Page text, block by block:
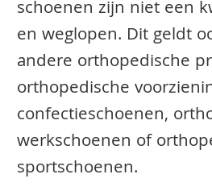
schoenen zijn niet een
en weglopen. Dit geldt
andere orthopedische
orthopedische
confectieschoenen,
werkschoenen of
sportschoenen.